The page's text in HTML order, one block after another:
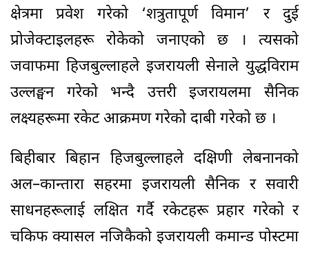
क्षेत्रमा प्रवेश गरेको ‘शत्रुतापूर्ण विमान’ र दुई
प्रोजेक्टाइलहरू रोकेको जनाएको छ । त्यसको
जवाफमा हिजबुल्लाहले इजरायली सेनाले युद्धविराम
उल्लङ्घन गरेको भन्दै उत्तरी इजरायलमा सैनिक
लक्ष्यहरूमा रकेट आक्रमण गरेको दाबी गरेको छ ।
बिहीबार बिहान हिजबुल्लाहले दक्षिणी लेबनानको
अल–कान्तारा सहरमा इजरायली सैनिक र सवारी
साधनहरूलाई लक्षित गर्दै रकेटहरू प्रहार गरेको र
चकिफ क्यासल नजिकैको इजरायली कमान्ड पोस्टमा